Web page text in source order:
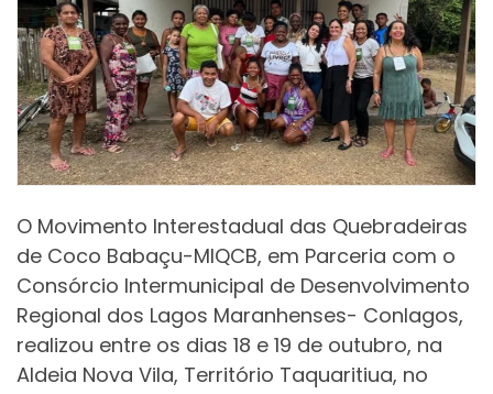
O Movimento Interestadual das Quebradeiras
de Coco Babaçu-MIQCB, em Parceria com o
Consórcio Intermunicipal de Desenvolvimento
Regional dos Lagos Maranhenses- Conlagos,
realizou entre os dias 18 e 19 de outubro, na
Aldeia Nova Vila, Território Taquaritiua, no